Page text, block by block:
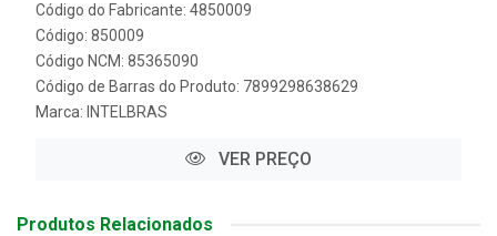
Código do Fabricante: 4850009
Código: 850009
Código NCM: 85365090
Código de Barras do Produto: 7899298638629
Marca: INTELBRAS
VER PREÇO
Produtos Relacionados